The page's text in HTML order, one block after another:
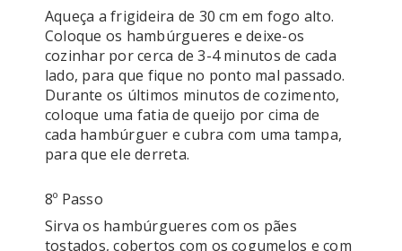
Aqueça a frigideira de 30 cm em fogo alto.
Coloque os hambúrgueres e deixe-os
cozinhar por cerca de 3-4 minutos de cada
lado, para que fique no ponto mal passado.
Durante os últimos minutos de cozimento,
coloque uma fatia de queijo por cima de
cada hambúrguer e cubra com uma tampa,
8º Passo
Sirva os hambúrgueres com os pães
tostados, cobertos com os cogumelos e com